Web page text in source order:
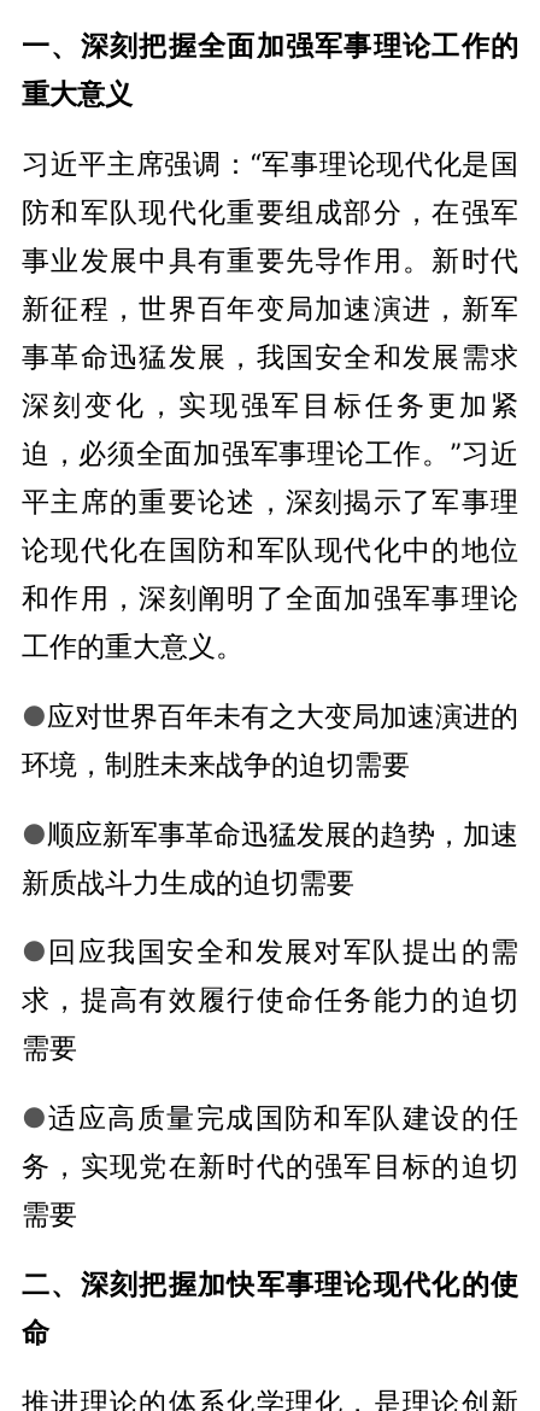
一、深刻把握全面加强军事理论工作的
重大意义
习近平主席强调：“军事理论现代化是国
防和军队现代化重要组成部分，在强军
事业发展中具有重要先导作用。新时代
新征程，世界百年变局加速演进，新军
事革命迅猛发展，我国安全和发展需求
深刻变化，实现强军目标任务更加紧
迫，必须全面加强军事理论工作。”习近
平主席的重要论述，深刻揭示了军事理
论现代化在国防和军队现代化中的地位
和作用，深刻阐明了全面加强军事理论
工作的重大意义。
●应对世界百年未有之大变局加速演进的
环境，制胜未来战争的迫切需要
●顺应新军事革命迅猛发展的趋势，加速
新质战斗力生成的迫切需要
●回应我国安全和发展对军队提出的需
求，提高有效履行使命任务能力的迫切
需要
●适应高质量完成国防和军队建设的任
务，实现党在新时代的强军目标的迫切
需要
二、深刻把握加快军事理论现代化的使
命
推进理论的体系化学理化，是理论创新